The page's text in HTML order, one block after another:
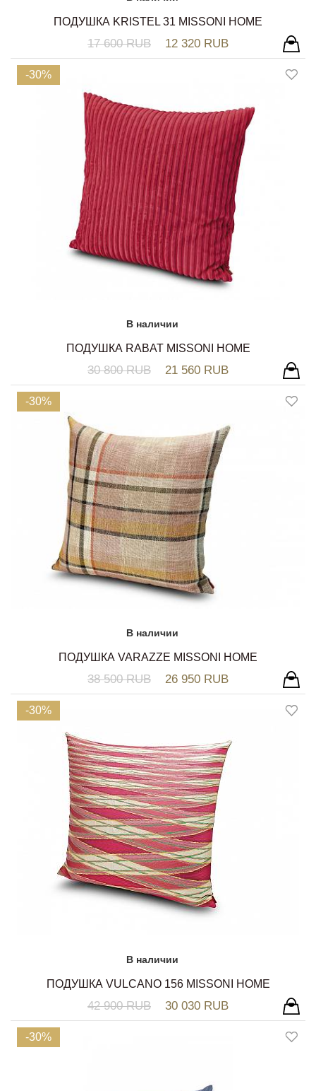
ПОДУШКА KRISTEL 31 MISSONI HOME
17 600 RUB 12 320 RUB
-30%
В наличии
ПОДУШКА RABAT MISSONI HOME
30 800 RUB 21 560 RUB
-30%
В наличии
ПОДУШКА VARAZZE MISSONI HOME
38 500 RUB 26 950 RUB
-30%
В наличии
ПОДУШКА VULCANO 156 MISSONI HOME
42 900 RUB 30 030 RUB
-30%